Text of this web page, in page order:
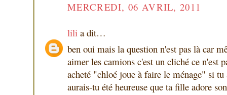
MERCREDI, 06 AVRIL, 2011
lili a dit…
ben oui mais la question n'est pas là car
aimer les camions c'est un cliché ce n'est
acheté "chloé joue à faire le ménage" si
aurais-tu été heureuse que ta fille adore